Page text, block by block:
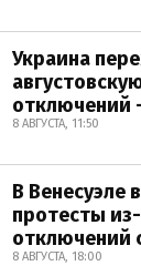
Украина
отключений
8 АВГУСТА, 11:50
В Венесуэле
протесты
отключений
8 АВГУСТА, 18:00